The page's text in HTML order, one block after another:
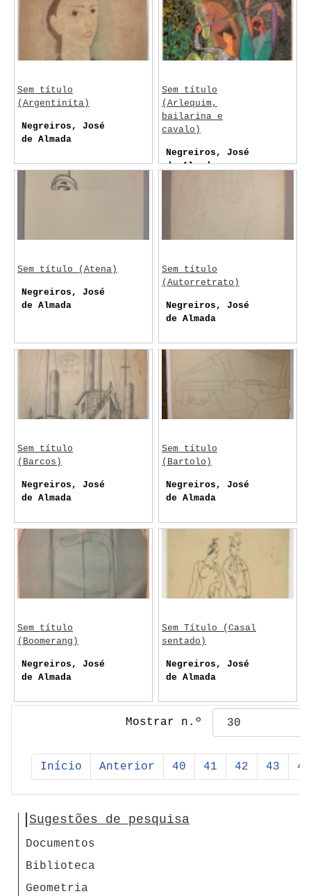
Mostrar n.º
Início Anterior 40 41 42 43 44
Sem título
(Argentinita)
Negreiros, José
de Almada
Sem título
(Arlequim,
bailarina e
cavalo)
Negreiros, José
de Almada
Sem título (Atena)
Negreiros, José
de Almada
Sem título
(Autorretrato)
Negreiros, José
de Almada
Sem título
(Barcos)
Negreiros, José
de Almada
Sem título
(Bartolo)
Negreiros, José
de Almada
Sem título
(Boomerang)
Negreiros, José
de Almada
Sem Título (Casal
sentado)
Negreiros, José
de Almada
Sugestões de pesquisa
Documentos
Biblioteca
Geometria